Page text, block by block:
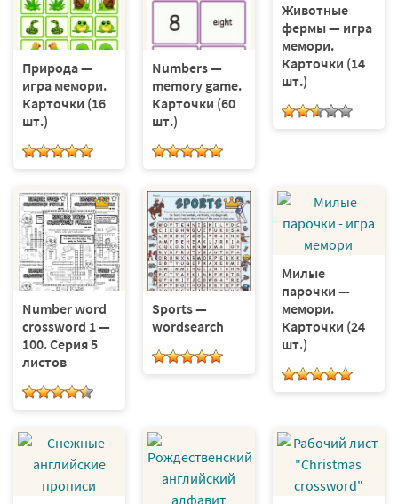
Природа —
игра мемори.
Карточки (16
шт.)
Numbers —
memory game.
Карточки (60
шт.)
Животные
фермы — игра
мемори.
Карточки (14
шт.)
Number word
crossword 1 —
100. Серия 5
листов
Sports —
wordsearch
Милые
парочки —
мемори.
Карточки (24
шт.)